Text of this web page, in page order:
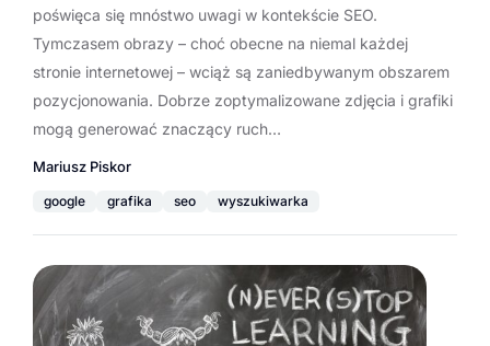
poświęca się mnóstwo uwagi w kontekście SEO.
Tymczasem obrazy – choć obecne na niemal każdej
stronie internetowej – wciąż są zaniedbywanym obszarem
pozycjonowania. Dobrze zoptymalizowane zdjęcia i grafiki
mogą generować znaczący ruch…
Mariusz Piskor
google grafika seo wyszukiwarka